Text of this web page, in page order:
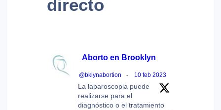
directo
Aborto en Brooklyn
@bklynabortion - 10 feb 2023
La laparoscopia puede
realizarse para el
diagnóstico o el tratamiento